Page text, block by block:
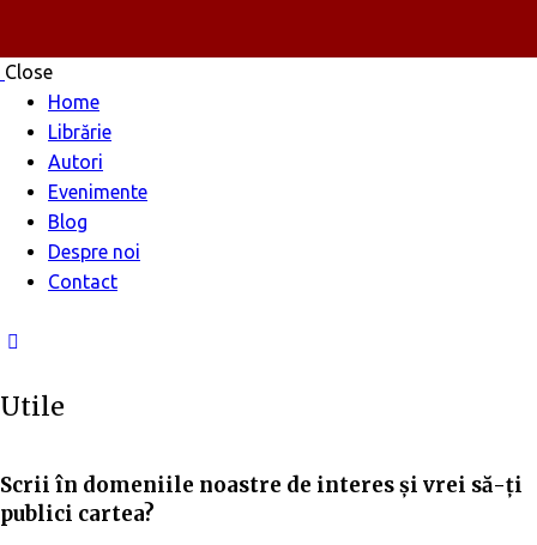
Close
Home
Librărie
Autori
Evenimente
Blog
Despre noi
Contact
Utile
Scrii în domeniile noastre de interes și vrei să-ți
publici cartea?